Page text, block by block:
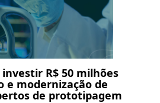
R$ 50 milhões
e modernização de
de prototipagem